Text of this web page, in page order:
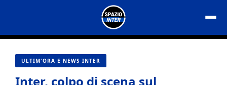
contenuto
ULTIM'ORA E NEWS INTER
Inter, colpo di scena sul